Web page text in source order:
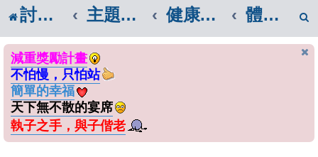
討論區首頁 主題教學區 健康與體育 體適能
減重獎勵計畫
不怕慢，只怕站
簡單的幸福
天下無不散的宴席
執子之手，與子偕老